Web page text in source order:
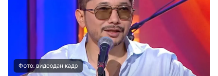
Фото: видеодан кадр